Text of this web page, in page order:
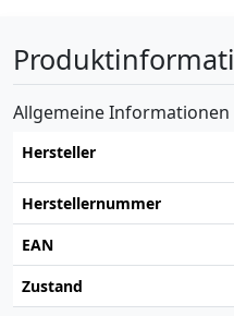
Allgemeine Informationen
Hersteller
Herstellernummer
EAN
Zustand